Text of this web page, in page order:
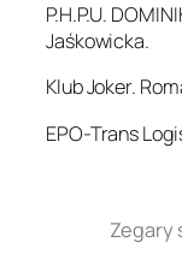
P.H.P.U.
Jaśkowicka.
Klub Joker.
EPO-Trans
Zegary